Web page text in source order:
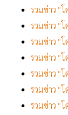
รวมข่าว "
รวมข่าว "
รวมข่าว "
รวมข่าว "
รวมข่าว "
รวมข่าว "
รวมข่าว "